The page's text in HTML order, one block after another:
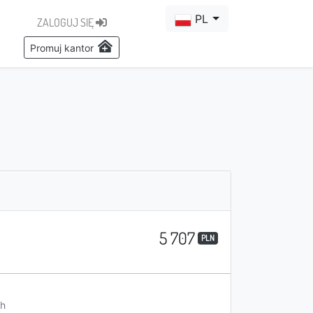
ZALOGUJ SIĘ
Promuj kantor
PL
5 707 PLN